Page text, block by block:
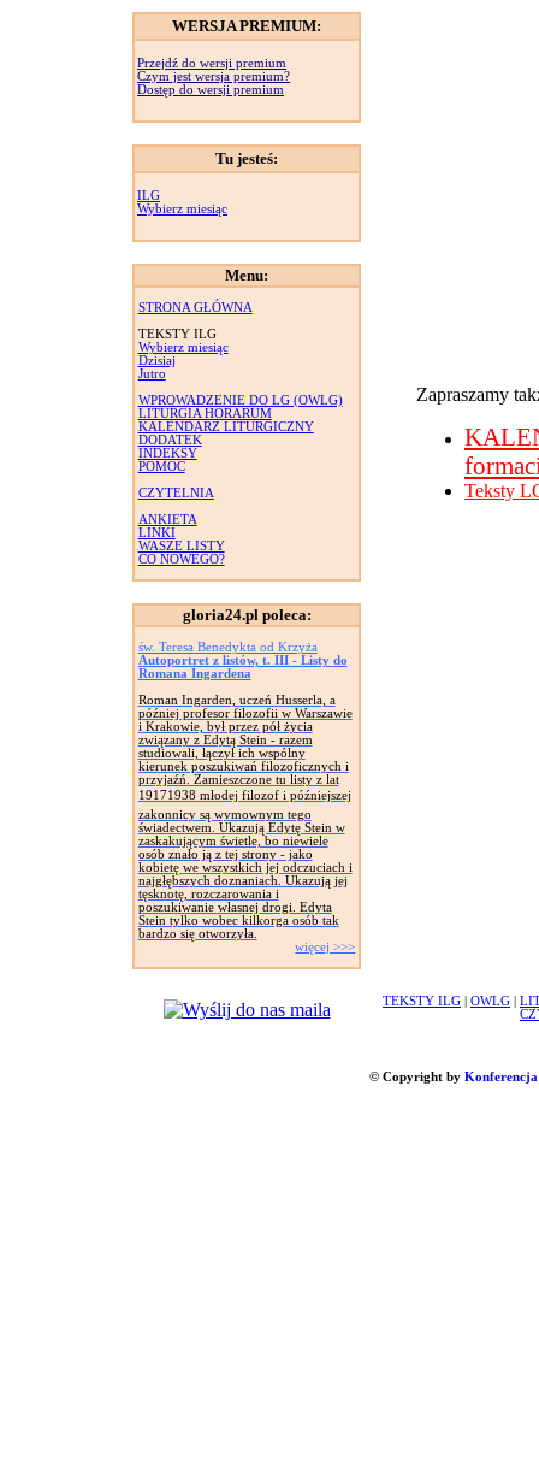
WERSJA PREMIUM:
Przejdź do wersji premium
Czym jest wersja premium?
Dostęp do wersji premium
Tu jesteś:
ILG
Wybierz miesiąc
Menu:
STRONA GŁÓWNA
TEKSTY ILG
Wybierz miesiąc
Dzisiaj
Jutro
WPROWADZENIE DO LG (OWLG)
LITURGIA HORARUM
KALENDARZ LITURGICZNY
DODATEK
INDEKSY
POMOC
CZYTELNIA
ANKIETA
LINKI
WASZE LISTY
CO NOWEGO?
gloria24.pl poleca:
św. Teresa Benedykta od Krzyża
Autoportret z listów, t. III - Listy do
Romana Ingardena
Roman Ingarden, uczeń Husserla, a
później profesor filozofii w Warszawie
i Krakowie, był przez pół życia
związany z Edytą Stein - razem
studiowali, łączył ich wspólny
kierunek poszukiwań filozoficznych i
przyjaźń. Zamieszczone tu listy z lat
19171938 młodej filozof i późniejszej
zakonnicy są wymownym tego
świadectwem. Ukazują Edytę Stein w
zaskakującym świetle, bo niewiele
osób znało ją z tej strony - jako
kobietę we wszystkich jej odczuciach i
najgłębszych doznaniach. Ukazują jej
tęsknotę, rozczarowania i
poszukiwanie własnej drogi. Edyta
Stein tylko wobec kilkorga osób tak
bardzo się otworzyła.
więcej >>>
Zapraszamy
Teksty
TEKSTY ILG OWLG
© Copyright by Konferencja